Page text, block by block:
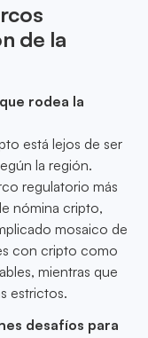
de la
rodea la
está lejos de ser
la región.
regulatorio más
nómina cripto,
mosaico de
con cripto como
mientras que
estrictos.
desafíos para